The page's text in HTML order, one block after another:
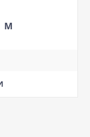
М